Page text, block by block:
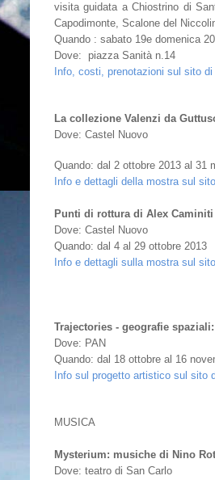
visita guidata a Chiostrino di
Capodimonte, Scalone del
Quando : sabato 19e domenica
Dove: piazza Sanità n.14
Info, costi, prenotazioni sul sito
La collezione Valenzi da
Dove: Castel Nuovo
Quando: dal 2 ottobre 2013 al 31
Info e dettagli della mostra sul
Punti di rottura di Alex Caminiti
Dove: Castel Nuovo
Quando: dal 4 al 29 ottobre 2013
Info e dettagli sulla mostra sul
Trajectories - geografie
Dove: PAN
Quando: dal 18 ottobre al 16
Info sul progetto artistico sul sito
MUSICA
Mysterium: musiche di Nino
Dove: teatro di San Carlo